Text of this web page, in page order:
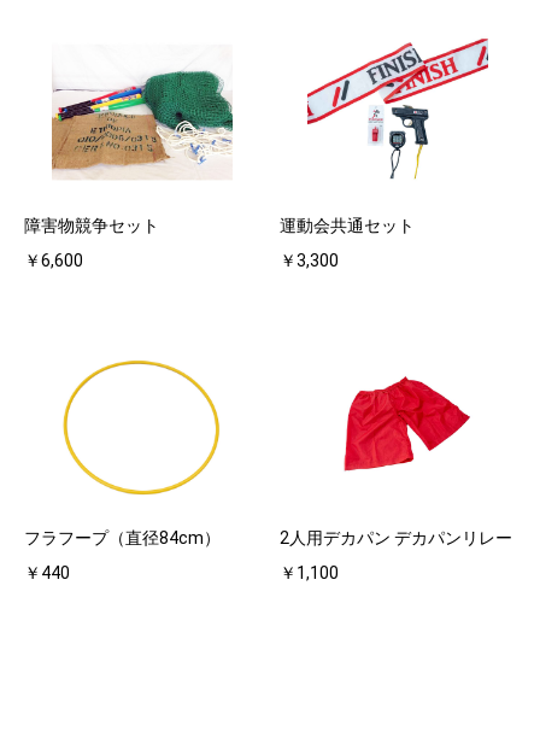
障害物競争セット
￥6,600
運動会共通セット
￥3,300
フラフープ（直径84cm）
￥440
2人用デカパン デカパンリレー
￥1,100